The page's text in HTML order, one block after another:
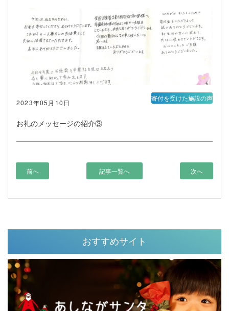
2023年05月10日
お礼のメッセージの紹介③
寄付を受けた施設の声
前へ 記事一覧へ 次へ
おすすめサイト